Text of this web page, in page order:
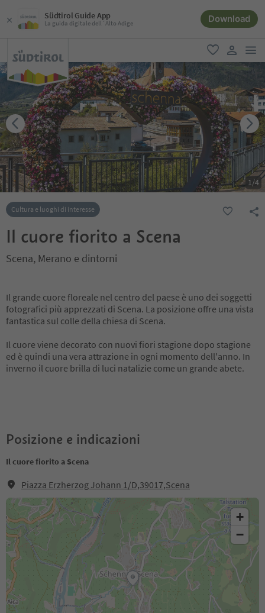
Südtirol Guide App
La guida digitale dell´Alto Adige Download
favoriti
user link
1/4
Cultura e luoghi di interesse
Il cuore fiorito a Scena
Scena, Merano e dintorni
Il grande cuore floreale nel centro del paese è uno dei soggetti
fotografici più apprezzati di Scena. La posizione offre una vista
fantastica sul colle della chiesa di Scena.
Il cuore viene decorato con nuovi fiori stagione dopo stagione
ed è quindi una vera attrazione in ogni momento dell'anno. In
inverno il cuore brilla di luci natalizie come un grande abete.
Posizione e indicazioni
Il cuore fiorito a Scena
Piazza Erzherzog Johann 1/D,39017,Scena
+
−